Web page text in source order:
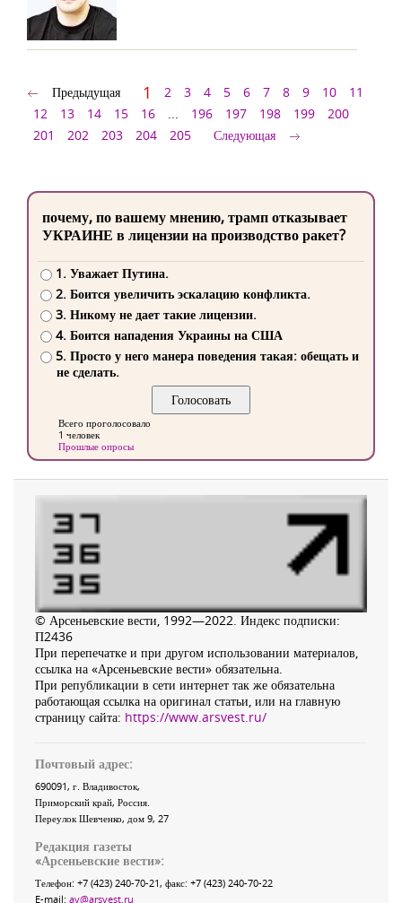
Предыдущая 1 2 3 4 5 6 7 8 9 10
11
12
13 14 15 16 ... 196 197 198 199
200
201
202 203 204 205 Следующая
почему, по вашему мнению, трамп отказывает
УКРАИНЕ в лицензии на производство ракет?
1. Уважает Путина.
2. Боится увеличить эскалацию конфликта.
3. Никому не дает такие лицензии.
4. Боится нападения Украины на США
5. Просто у него манера поведения такая: обещать и
не сделать.
Всего проголосовало
1 человек
Прошлые опросы
© Арсеньевские вести, 1992—2022. Индекс подписки:
П2436
При перепечатке и при другом использовании материалов,
ссылка на «Арсеньевские вести» обязательна.
При републикации в сети интернет так же обязательна
работающая ссылка на оригинал статьи, или на главную
страницу сайта: https://www.arsvest.ru/
Почтовый адрес:
690091, г. Владивосток,
Приморский край, Россия
Переулок Шевченко, дом 9, 27
Редакция газеты
«Арсеньевские вести»:
Телефон: +7 (423) 240-70-21, факс: +7 (423) 240-70-22
E-mail: av@arsvest.ru